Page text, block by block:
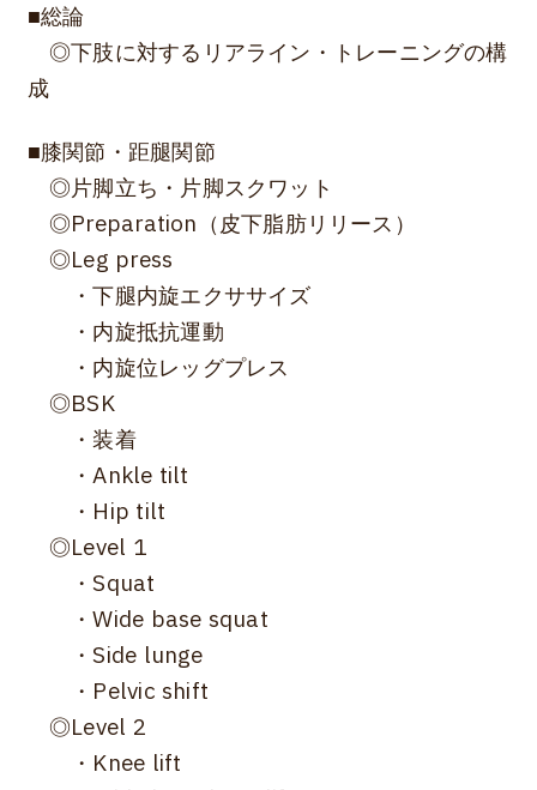
■総論
◎下肢に対するリアライン・トレーニングの構
成
■膝関節・距腿関節
◎片脚立ち・片脚スクワット
◎Preparation（皮下脂肪リリース）
◎Leg press
・下腿内旋エクササイズ
・内旋抵抗運動
・内旋位レッグプレス
◎BSK
・装着
・Ankle tilt
・Hip tilt
◎Level 1
・Squat
・Wide base squat
・Side lunge
・Pelvic shift
◎Level 2
・Knee lift